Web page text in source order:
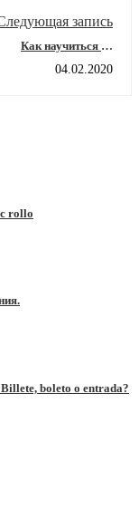
запись
Как научиться не
04.02.2020
rollo
Billete, boleto o entrada?